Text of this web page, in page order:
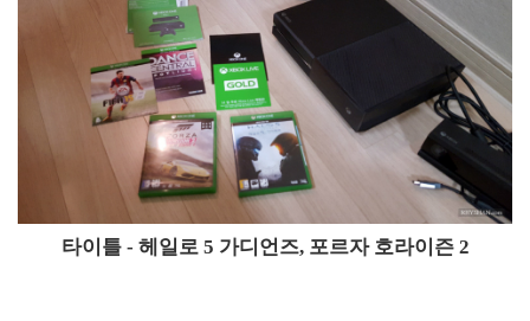
타이틀 - 헤일로 5 가디언즈, 포르자 호라이즌 2